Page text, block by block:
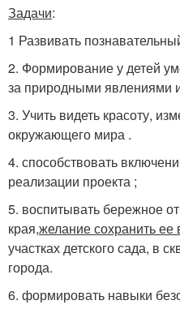
Задачи:
1 Развивать
2. Формирование у детей
за природными явлениями
3. Учить видеть красоту,
окружающего мира .
4. способствовать
реализации проекта ;
5. воспитывать бережное
края,желание сохранить
участках детского сада, в
города.
6. формировать навыки